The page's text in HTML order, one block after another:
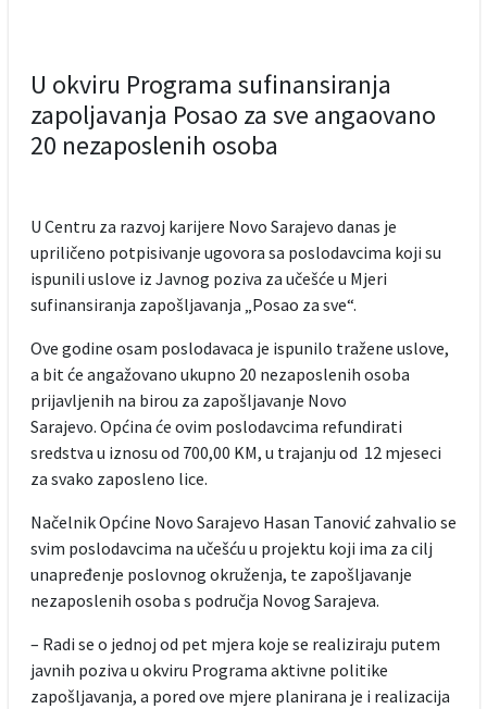
U okviru Programa sufinansiranja
zapoljavanja Posao za sve angaovano
20 nezaposlenih osoba
U Centru za razvoj karijere Novo Sarajevo danas je
upriličeno potpisivanje ugovora sa poslodavcima koji su
ispunili uslove iz Javnog poziva za učešće u Mjeri
sufinansiranja zapošljavanja „Posao za sve“.
Ove godine osam poslodavaca je ispunilo tražene uslove,
a bit će angažovano ukupno 20 nezaposlenih osoba
prijavljenih na birou za zapošljavanje Novo
Sarajevo. Općina će ovim poslodavcima refundirati
sredstva u iznosu od 700,00 KM, u trajanju od 12 mjeseci
za svako zaposleno lice.
Načelnik Općine Novo Sarajevo Hasan Tanović zahvalio se
svim poslodavcima na učešću u projektu koji ima za cilj
unapređenje poslovnog okruženja, te zapošljavanje
nezaposlenih osoba s područja Novog Sarajeva.
– Radi se o jednoj od pet mjera koje se realiziraju putem
javnih poziva u okviru Programa aktivne politike
zapošljavanja, a pored ove mjere planirana je i realizacija